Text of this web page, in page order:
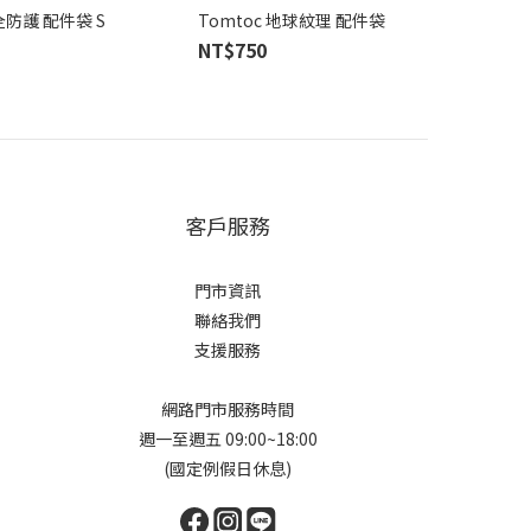
護 配件袋 S Tomtoc 地球紋理 配件袋
NT$750
客戶服務
門市資訊
聯絡我們
支援服務
網路門市服務時間
週一至週五 09:00~18:00
(國定例假日休息)